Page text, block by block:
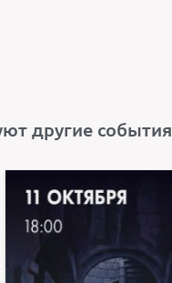
другие события